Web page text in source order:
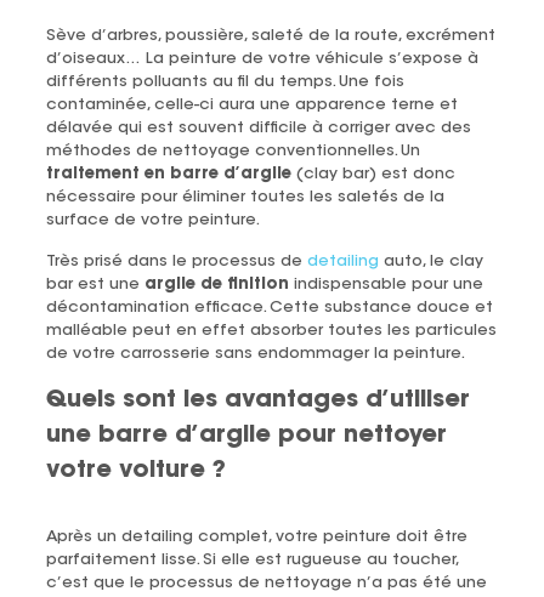
Sève d’arbres, poussière, saleté de la route, excrément
d’oiseaux… La peinture de votre véhicule s’expose à
différents polluants au fil du temps. Une fois
contaminée, celle-ci aura une apparence terne et
délavée qui est souvent difficile à corriger avec des
méthodes de nettoyage conventionnelles. Un
traitement en barre d’argile(clay bar) est donc
nécessaire pour éliminer toutes les saletés de la
surface de votre peinture.
Très prisé dans le processus de detailing auto, le clay
bar est une argile de finition indispensable pour une
décontamination efficace. Cette substance douce et
malléable peut en effet absorber toutes les particules
de votre carrosserie sans endommager la peinture.
Quels sont les avantages d’utiliser
une barre d’argile pour nettoyer
votre voiture ?
Après un detailing complet, votre peinture doit être
parfaitement lisse. Si elle est rugueuse au toucher,
c’est que le processus de nettoyage n’a pas été une